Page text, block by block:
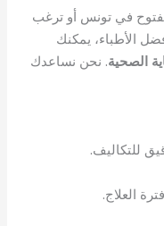
في تونس أو ترغب
الأطباء، يمكنك
الصحية. نحن نساعدك
للتكاليف.
العلاج.